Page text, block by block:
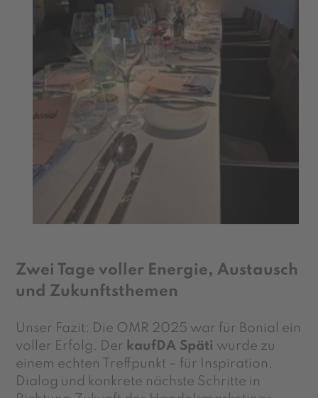
Zwei Tage voller Energie, Austausch
und Zukunftsthemen
Unser Fazit: Die OMR 2025 war für Bonial ein
voller Erfolg. Der kaufDA Späti wurde zu
einem echten Treffpunkt – für Inspiration,
Dialog und konkrete nächste Schritte in